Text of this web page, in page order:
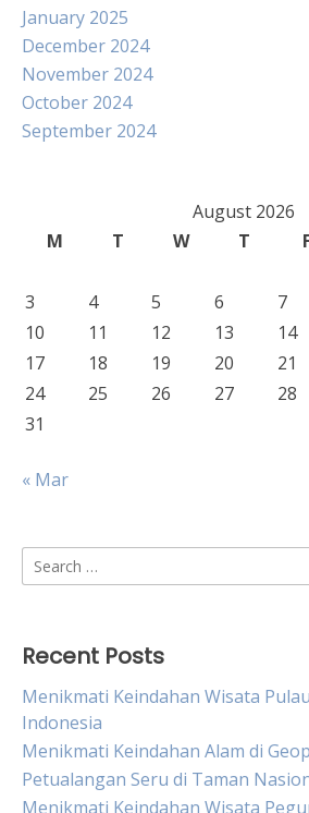
January 2025
December 2024
November 2024
October 2024
September 2024
August 2026
M
T W T
3
4 5 6 7
10
11 12 13 14
17
18 19 20 21
24
25 26 27 28
31
« Mar
Search
for:
Recent Posts
Menikmati Keindahan Wisata
Indonesia
Menikmati Keindahan Alam di
Petualangan Seru di Taman
Menikmati Keindahan Wisata